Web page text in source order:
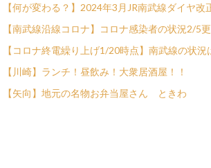
【何が変わる？】2024年3月JR南武線ダイヤ改
【南武線沿線コロナ】コロナ感染者の状況2/5
【コロナ終電繰り上げ1/20時点】南武線の状況
【川崎】ランチ！昼飲み！大衆居酒屋！！
【矢向】地元の名物お弁当屋さん ときわ